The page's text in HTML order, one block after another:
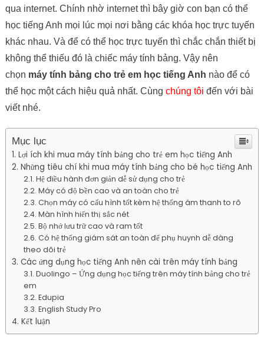
qua internet. Chính nhờ internet thì bây giờ con bạn có thể
học tiếng Anh mọi lúc mọi nơi bằng các khóa học trực tuyến
khác nhau. Và để có thể học trực tuyến thì chắc chắn thiết bị
không thể thiếu đó là chiếc máy tính bảng. Vậy nên
chọn máy tính bảng cho trẻ em học tiếng Anh nào để có
thể học một cách hiệu quả nhất. Cùng chúng tôi đến với bài
viết nhé.
Mục lục
Lợi ích khi mua máy tính bảng cho trẻ em học tiếng Anh
Những tiêu chí khi mua máy tính bảng cho bé học tiếng Anh
Hệ điều hành đơn giản dễ sử dụng cho trẻ
Máy có độ bền cao và an toàn cho trẻ
Chọn máy có cấu hình tốt kèm hệ thống âm thanh to rõ
Màn hình hiển thị sắc nét
Bộ nhớ lưu trữ cao và ram tốt
Có hệ thống giám sát an toàn để phụ huynh dễ dàng
theo dõi trẻ
Các ứng dụng học tiếng Anh nên cài trên máy tính bảng
Duolingo – Ứng dụng học tiếng trên máy tính bảng cho trẻ
em
Edupia
English Study Pro
Kết luận